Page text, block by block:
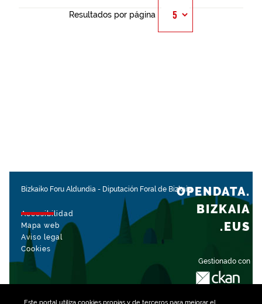
Resultados por página
Bizkaiko Foru Aldundia - Diputación Foral de Bizkaia
Accesibilidad
Mapa web
Aviso legal
Cookies
Gestionado con
OPENDATA.
BIZKAIA
.EUS